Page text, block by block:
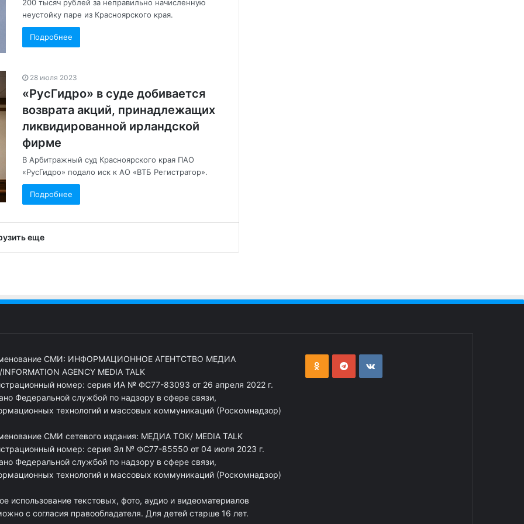
200 тысяч рублей за неправильно начисленную
неустойку паре из Красноярского края.
Подробнее
28 июля 2023
«РусГидро» в суде добивается
возврата акций, принадлежащих
ликвидированной ирландской
фирме
В Арбитражный суд Красноярского края ПАО
«РусГидро» подало иск к АО «ВТБ Регистратор».
Подробнее
еще
СМИ: ИНФОРМАЦИОННОЕ АГЕНТСТВО МЕДИА
AGENCY MEDIA TALK
номер: серия ИА № ФС77-83093 от 26 апреля 2022 г.
Федеральной службой по надзору в сфере связи,
технологий и массовых коммуникаций (Роскомнадзор)
СМИ сетевого издания: МЕДИА ТОК/ MEDIA TALK
номер: серия Эл № ФС77-85550 от 04 июля 2023 г.
Федеральной службой по надзору в сфере связи,
технологий и массовых коммуникаций (Роскомнадзор)
использование текстовых, фото, аудио и видеоматериалов
с согласия правообладателя. Для детей старше 16 лет.